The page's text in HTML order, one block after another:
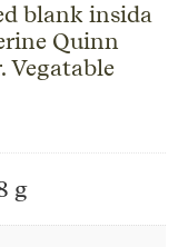
blank insida
Quinn
Vegatable
g